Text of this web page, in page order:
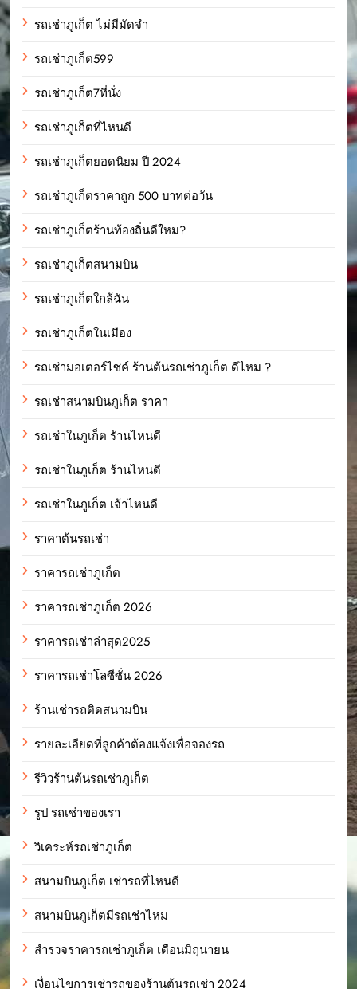
รถเช่าภูเก็ต ไม่มีมัดจำ
รถเช่าภูเก็ต599
รถเช่าภูเก็ต7ที่นั่ง
รถเช่าภูเก็ตที่ไหนดี
รถเช่าภูเก็ตยอดนิยม ปี 2024
รถเช่าภูเก็ตราคาถูก 500 บาทต่อวัน
รถเช่าภูเก็ตร้านท้องถิ่นดีใหม?
รถเช่าภูเก็ตสนามบิน
รถเช่าภูเก็ตใกล้ฉัน
รถเช่าภูเก็ตในเมือง
รถเช่ามอเตอร์ไซค์ ร้านต้นรถเช่าภูเก็ต ดีไหม ?
รถเช่าสนามบินภูเก็ต ราคา
รถเช่าในภูเก็ต รัานไหนดี
รถเช่าในภูเก็ต ร้านไหนดี
รถเช่าในภูเก็ต เจ้าไหนดี
ราคาต้นรถเช่า
ราคารถเช่าภูเก็ต
ราคารถเช่าภูเก็ต 2026
ราคารถเช่าล่าสุด2025
ราคารถเช่าโลซีซั่น 2026
ร้านเช่ารถติดสนามบิน
รายละเอียดที่ลูกค้าต้องแจ้งเพื่อจองรถ
รีวิวร้านต้นรถเช่าภูเก็ต
รูป รถเช่าของเรา
วิเคระห์รถเช่าภูเก็ต
สนามบินภูเก็ต เช่ารถที่ไหนดี
สนามบินภูเก็ตมีรถเช่าไหม
สำรวจราคารถเช่าภูเก็ต เดือนมิถุนายน
เงื่อนไขการเช่ารถของร้านต้นรถเช่า 2024